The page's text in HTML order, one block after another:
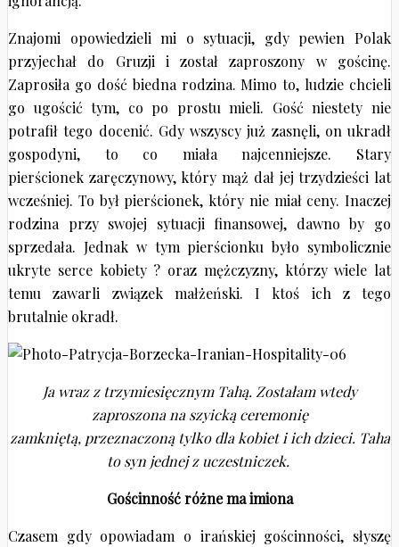
Znajomi opowiedzieli mi o sytuacji, gdy pewien Polak
przyjechał do Gruzji i został zaproszony w gościnę.
Zaprosiła go dość biedna rodzina. Mimo to, ludzie chcieli
go ugościć tym, co po prostu mieli. Gość niestety nie
potrafił tego docenić. Gdy wszyscy już zasnęli, on ukradł
gospodyni, to co miała najcenniejsze. Stary
pierścionek zaręczynowy, który mąż dał jej trzydzieści lat
wcześniej. To był pierścionek, który nie miał ceny. Inaczej
rodzina przy swojej sytuacji finansowej, dawno by go
sprzedała. Jednak w tym pierścionku było symbolicznie
ukryte serce kobiety ? oraz mężczyzny, którzy wiele lat
temu zawarli związek małżeński. I ktoś ich z tego
brutalnie okradł.
Ja wraz z trzymiesięcznym Tahą. Zostałam wtedy
zaproszona na szyicką ceremonię
zamkniętą, przeznaczoną tylko dla kobiet i ich dzieci. Taha
to syn jednej z uczestniczek.
Gościnność różne ma imiona
Czasem gdy opowiadam o irańskiej gościnności, słyszę